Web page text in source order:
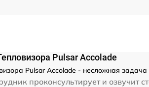
Pulsar Accolade
Pulsar Accolade - несложная
проконсультирует и озвучит